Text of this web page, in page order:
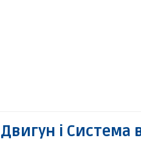
Двигун і Система